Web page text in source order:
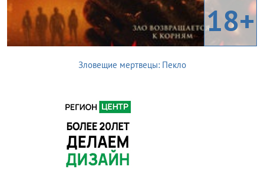
18+
Зловещие мертвецы: Пекло